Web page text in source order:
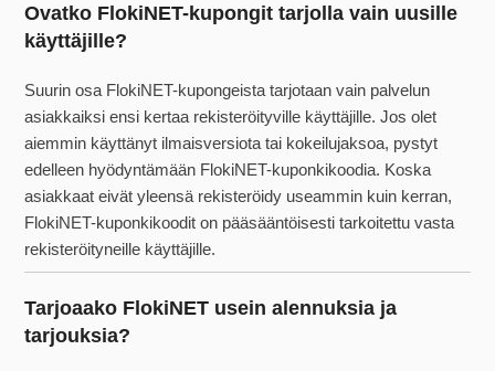
Ovatko FlokiNET-kupongit tarjolla vain uusille
käyttäjille?
Suurin osa FlokiNET-kupongeista tarjotaan vain palvelun
asiakkaiksi ensi kertaa rekisteröityville käyttäjille. Jos olet
aiemmin käyttänyt ilmaisversiota tai kokeilujaksoa, pystyt
edelleen hyödyntämään FlokiNET-kuponkikoodia. Koska
asiakkaat eivät yleensä rekisteröidy useammin kuin kerran,
FlokiNET-kuponkikoodit on pääsääntöisesti tarkoitettu vasta
rekisteröityneille käyttäjille.
Tarjoaako FlokiNET usein alennuksia ja
tarjouksia?